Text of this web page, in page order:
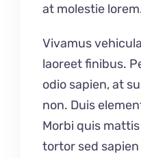
at molestie
Vivamus
laoreet finibus.
odio sapien, at
non. Duis
Morbi quis
tortor sed